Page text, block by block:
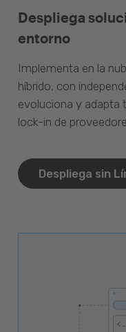
Despliega
entorno
Implementa en la
híbrido, con
evoluciona y adapta
lock-in de
Despliega sin